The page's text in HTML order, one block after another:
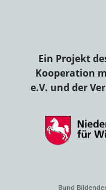
Ein Projekt
Kooperation
e.V. und der
Bund